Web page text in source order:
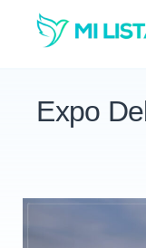
Saltar
Expo